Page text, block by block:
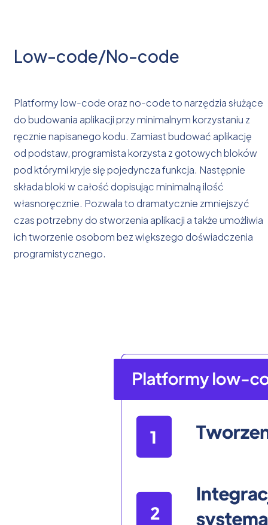
Low-code/No-code
Platformy low-code oraz no-code to narzędzia służące
do budowania aplikacji przy minimalnym korzystaniu z
ręcznie napisanego kodu. Zamiast budować aplikację
od podstaw, programista korzysta z gotowych bloków
pod którymi kryje się pojedyncza funkcja. Następnie
składa bloki w całość dopisując minimalną ilość
własnoręcznie. Pozwala to dramatycznie zmniejszyć
czas potrzebny do stworzenia aplikacji a także umożliwia
ich tworzenie osobom bez większego doświadczenia
programistycznego.